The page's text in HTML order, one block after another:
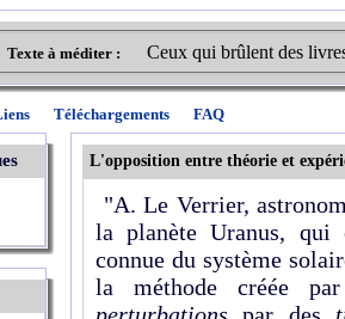
Texte à méditer : Ceux qui brûlent des
Téléchargements FAQ
L'opposition entre théorie et
"A. Le Verrier,
la planète Uranus,
connue du système
la méthode créée